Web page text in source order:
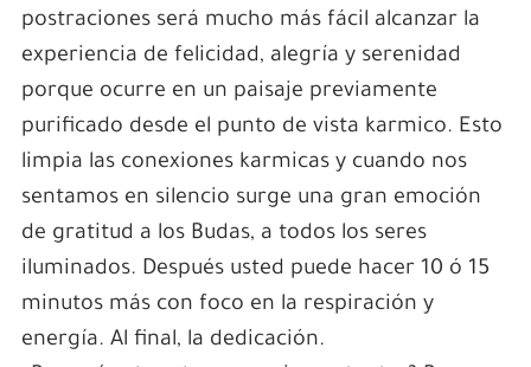
postraciones será mucho más fácil alcanzar la
experiencia de felicidad, alegría y serenidad
porque ocurre en un paisaje previamente
purificado desde el punto de vista karmico. Esto
limpia las conexiones karmicas y cuando nos
sentamos en silencio surge una gran emoción
de gratitud a los Budas, a todos los seres
iluminados. Después usted puede hacer 10 ó 15
minutos más con foco en la respiración y
energía. Al final, la dedicación.